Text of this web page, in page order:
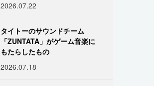
2026.07.22
タイトーのサウンドチーム
「ZUNTATA」がゲーム音楽に
もたらしたもの
2026.07.18